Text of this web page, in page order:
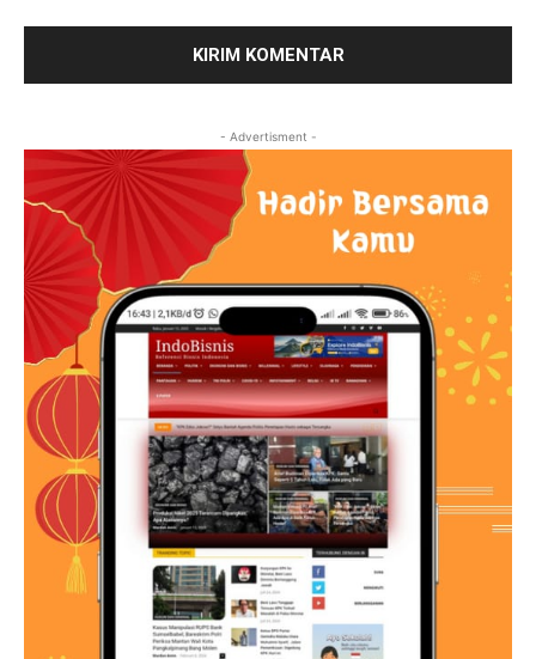
- Advertisment -